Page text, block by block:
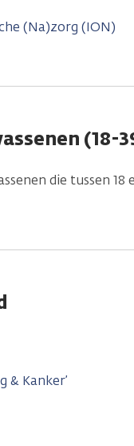
(Na)zorg (ION)
(18-
die tussen
& Kanker’